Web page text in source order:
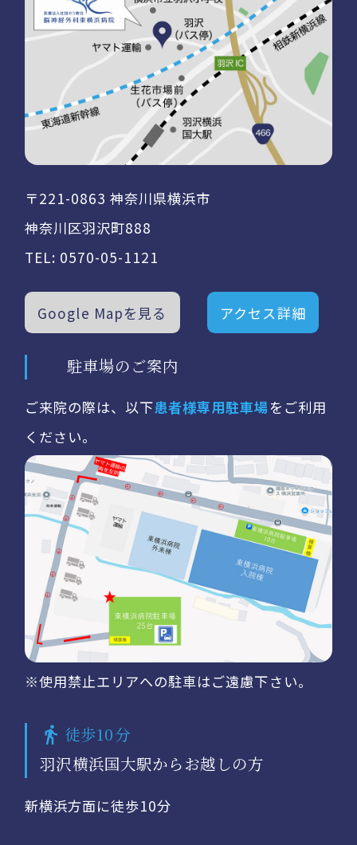
〒221-0863 神奈川県横浜市
神奈川区羽沢町888
TEL: 0570-05-1121
Google Mapを見る アクセス詳細
駐車場のご案内
ご来院の際は、以下患者様専用駐車場をご利用
ください。
※使用禁止エリアへの駐車はご遠慮下さい。
徒歩10分
羽沢横浜国大駅からお越しの方
新横浜方面に徒歩10分